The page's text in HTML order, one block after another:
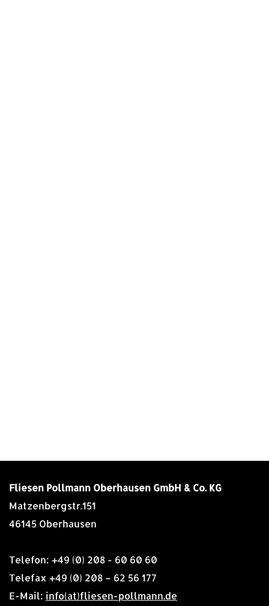
Fliesen Pollmann Oberhausen GmbH & Co. KG
Matzenbergstr.151
46145 Oberhausen
Telefon: +49 (0) 208 - 60 60 60
Telefax +49 (0) 208 – 62 56 177
E-Mail: info(at)fliesen-pollmann.de